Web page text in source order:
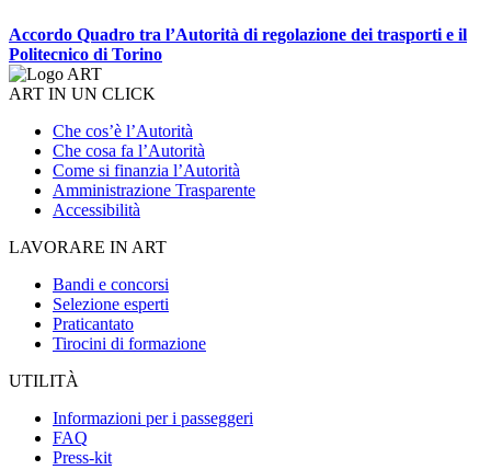
Accordo Quadro tra l’Autorità di regolazione dei trasporti e il
Politecnico di Torino
ART IN UN CLICK
Che cos’è l’Autorità
Che cosa fa l’Autorità
Come si finanzia l’Autorità
Amministrazione Trasparente
Accessibilità
LAVORARE IN ART
Bandi e concorsi
Selezione esperti
Praticantato
Tirocini di formazione
UTILITÀ
Informazioni per i passeggeri
FAQ
Press-kit